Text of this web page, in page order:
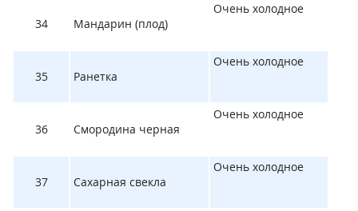
34 Мандарин (плод)
Очень холодное
35 Ранетка
Очень холодное
36 Смородина черная
Очень холодное
37 Сахарная свекла
Очень холодное